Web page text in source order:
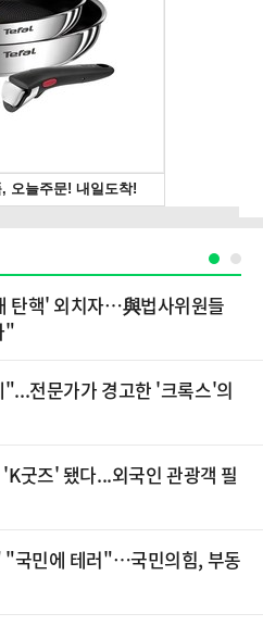
탄핵' 외치자…與법사위원들
"
전문가가 경고한 '크록스'의
굿즈' 됐다...외국인 관광객 필
"국민에 테러"…국민의힘, 부동